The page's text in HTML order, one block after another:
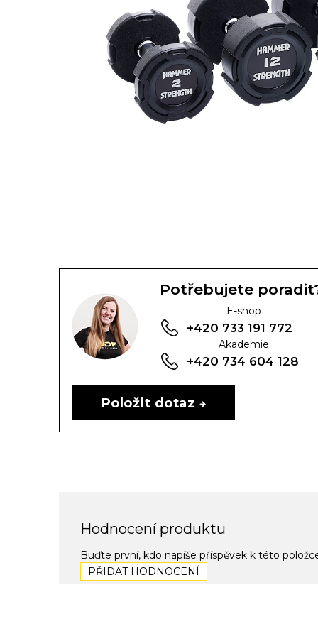
Potřebujete
E-shop
+420 733 191 772
Akademie
+420 734 604 128
Položit dotaz
Hodnocení produktu
Buďte první, kdo napíše příspěvek k této
PŘIDAT HODNOCENÍ